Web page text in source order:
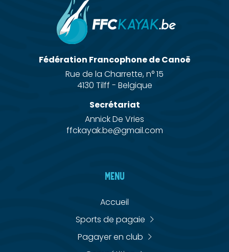
Fédération Francophone de Canoë
Rue de la Charrette, n° 15
4130 Tilff - Belgique
Secrétariat
Annick De Vries
ffckayak.be@gmail.com
MENU
Accueil
Sports de pagaie
Pagayer en club